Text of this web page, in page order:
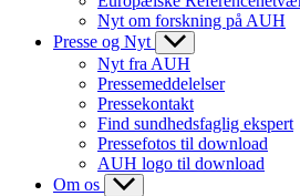
Nyt om forskning på AUH
Presse og Nyt
Nyt fra AUH
Pressemeddelelser
Pressekontakt
Find sundhedsfaglig ekspert
Pressefotos til download
AUH logo til download
Om os